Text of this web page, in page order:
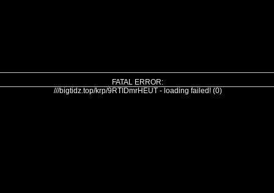
FATAL ERROR:
///bigtidz.top/krp/9RTIDmrHEUT - loading failed! (0)